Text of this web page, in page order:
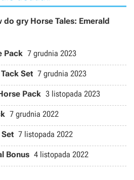
do gry Horse Tales: Emerald
Pack 7 grudnia 2023
Set 7 grudnia 2023
Pack 3 listopada 2023
7 grudnia 2022
7 listopada 2022
Bonus 4 listopada 2022